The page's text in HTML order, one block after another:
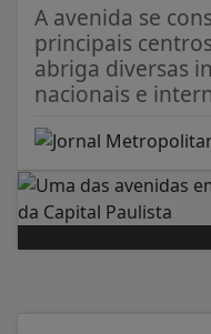
A avenida se
principais
abriga diversas
nacionais e